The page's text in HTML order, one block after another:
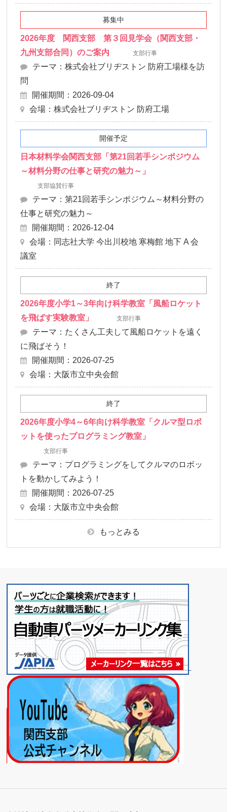
募集中
2026年度 関西支部 第３回見学会（関西支部・
九州支部合同）のご案内
支部行事
テーマ：株式会社ブリヂストン 防府工場様を訪
問
開催期間：2026-09-04
会場：株式会社ブリヂストン 防府工場
開催予定
日本材料学会関西支部「第21回若手シンポジウム
～材料分野の仕事と研究の魅力～」
支部協賛行事
テーマ：第21回若手シンポジウム～材料分野の
仕事と研究の魅力～
開催期間：2026-12-04
会場：同志社大学 今出川校地 寒梅館 地下 A 会
議室
終了
2026年度小学1～3年向け科学教室「風船ロケット
を飛ばす実験教室」
支部行事
テーマ：たくさん工夫して風船ロケットを遠く
に飛ばそう！
開催期間：2026-07-25
会場：大阪市立中央会館
終了
2026年度小学4～6年向け科学教室「クルマ型ロボ
ットを使ったプログラミング教室」
支部行事
テーマ：プログラミングをしてクルマのロボッ
トを動かしてみよう！
開催期間：2026-07-25
会場：大阪市立中央会館
もっとみる